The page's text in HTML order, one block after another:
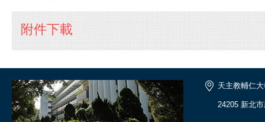
附件下載
天主教輔仁
24205 新北